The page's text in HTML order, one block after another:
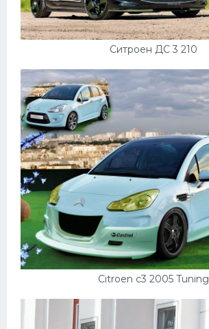
Ситроен ДС 3 210
Citroen c3 2005 Tuning
Комплектующие
Тойота
Шкода
Вертолеты
Мазда
Самокаты
Велосипеды
Рено
Прогулочные суда
Хендай